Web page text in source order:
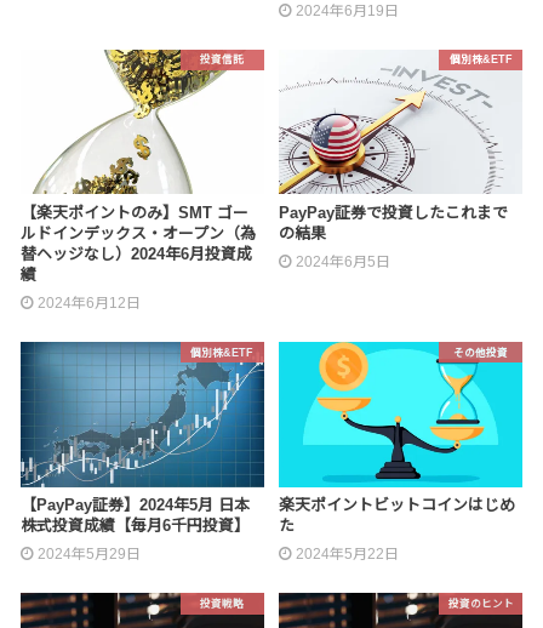
2024年6月19日
投資信託
【楽天ポイントのみ】SMT ゴー
ルドインデックス・オープン（為
替ヘッジなし）2024年6月投資成
績
2024年6月12日
個別株&ETF
PayPay証券で投資したこれまで
の結果
2024年6月5日
個別株&ETF
【PayPay証券】2024年5月 日本
株式投資成績【毎月6千円投資】
2024年5月29日
その他投資
楽天ポイントビットコインはじめ
た
2024年5月22日
投資戦略 投資のヒント